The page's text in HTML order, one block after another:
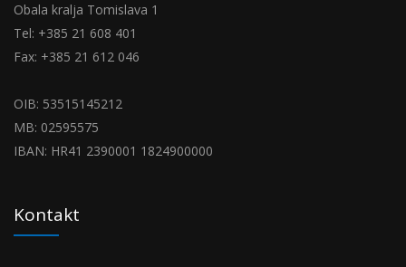
Obala kralja Tomislava 1
Tel: +385 21 608 401
Fax: +385 21 612 046
OIB: 53515145212
MB: 02595575
IBAN: HR41 2390001 1824900000
Kontakt